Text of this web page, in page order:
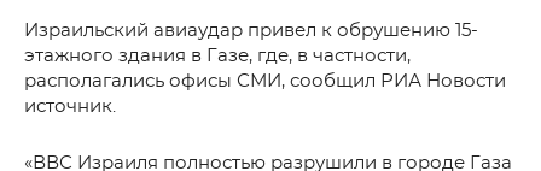
Израильский авиаудар привел к обрушению 15-
этажного здания в Газе, где, в частности,
располагались офисы СМИ, сообщил РИА Новости
источник.
«ВВС Израиля полностью разрушили в городе Газа